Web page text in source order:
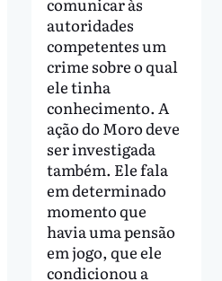
autoridades
competentes um
crime sobre o qual
ele tinha
conhecimento. A
ação do Moro deve
ser investigada
também. Ele fala
em determinado
momento que
havia uma pensão
em jogo, que ele
condicionou a